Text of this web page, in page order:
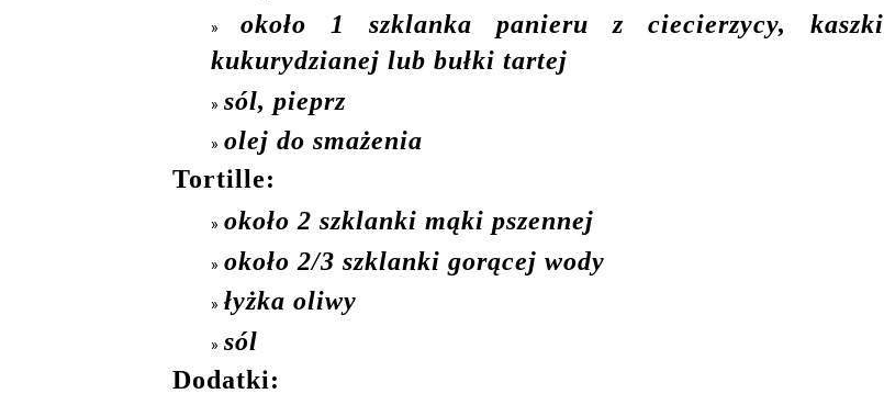
około 1 szklanka panieru z ciecierzycy, kaszki
kukurydzianej lub bułki tartej
sól, pieprz
olej do smażenia
Tortille:
około 2 szklanki mąki pszennej
około 2/3 szklanki gorącej wody
łyżka oliwy
sól
Dodatki: